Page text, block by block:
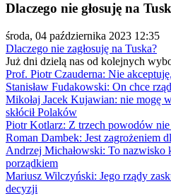
Dlaczego nie głosuję na
środa, 04 października 2023 12:35
Dlaczego nie zagłosuję na Tuska?
Już dni dzielą nas od kolejnych
Prof. Piotr Czauderna: Nie
Stanisław Fudakowski: On chce
Mikołaj Jacek Kujawian: nie mogę
skłócił Polaków
Piotr Kotlarz: Z trzech powodów nie
Roman Dambek: Jest zagrożeniem
Andrzej Michałowski: To nazwisko
porządkiem
Mariusz Wilczyński: Jego rządy
decyzji